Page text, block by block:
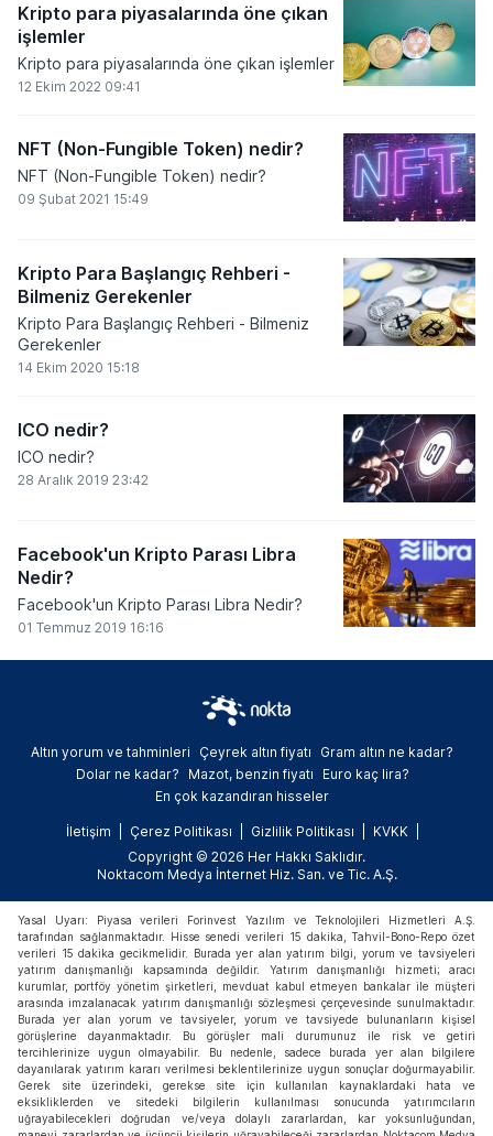
Kripto para piyasalarında öne çıkan
işlemler
Kripto para piyasalarında öne çıkan işlemler
12 Ekim 2022 09:41
NFT (Non-Fungible Token) nedir?
NFT (Non-Fungible Token) nedir?
09 Şubat 2021 15:49
Kripto Para Başlangıç Rehberi -
Bilmeniz Gerekenler
Kripto Para Başlangıç Rehberi - Bilmeniz
Gerekenler
14 Ekim 2020 15:18
ICO nedir?
ICO nedir?
28 Aralık 2019 23:42
Facebook'un Kripto Parası Libra
Nedir?
Facebook'un Kripto Parası Libra Nedir?
01 Temmuz 2019 16:16
Altın yorum ve tahminleri Çeyrek altın fiyatı
Gram altın ne kadar?
Dolar ne kadar?
Mazot, benzin fiyatı
Euro kaç lira?
En çok kazandıran hisseler
İletişim Çerez Politikası Gizlilik Politikası
KVKK
Copyright © 2026 Her Hakkı Saklıdır.
Noktacom Medya İnternet Hiz. San. ve Tic. A.Ş.
Yasal Uyarı: Piyasa verileri Forinvest Yazılım ve Teknolojileri Hizmetleri A.Ş.
tarafından sağlanmaktadır. Hisse senedi verileri 15 dakika, Tahvil-Bono-Repo özet
verileri 15 dakika gecikmelidir. Burada yer alan yatırım bilgi, yorum ve tavsiyeleri
yatırım danışmanlığı kapsamında değildir. Yatırım danışmanlığı hizmeti; aracı
kurumlar, portföy yönetim şirketleri, mevduat kabul etmeyen bankalar ile müşteri
arasında imzalanacak yatırım danışmanlığı sözleşmesi çerçevesinde sunulmaktadır.
Burada yer alan yorum ve tavsiyeler, yorum ve tavsiyede bulunanların kişisel
görüşlerine dayanmaktadır. Bu görüşler mali durumunuz ile risk ve getiri
tercihlerinize uygun olmayabilir. Bu nedenle, sadece burada yer alan bilgilere
dayanılarak yatırım kararı verilmesi beklentilerinize uygun sonuçlar doğurmayabilir.
Gerek site üzerindeki, gerekse site için kullanılan kaynaklardaki hata ve
eksikliklerden ve sitedeki bilgilerin kullanılması sonucunda yatırımcıların
uğrayabilecekleri doğrudan ve/veya dolaylı zararlardan, kar yoksunluğundan,